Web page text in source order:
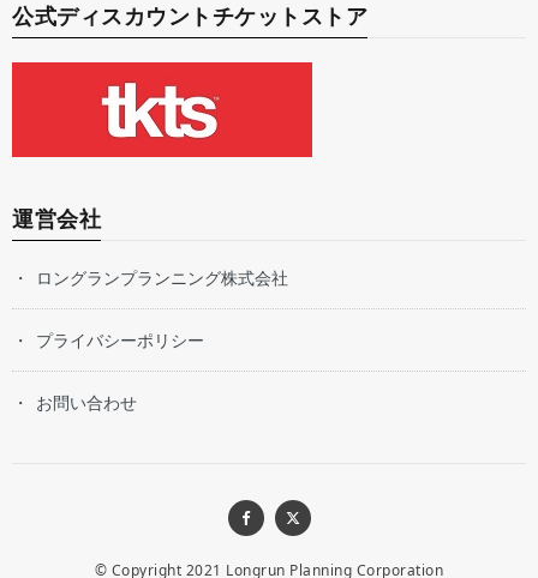
公式ディスカウントチケットストア
運営会社
ロングランプランニング株式会社
プライバシーポリシー
お問い合わせ
© Copyright 2021 Longrun Planning Corporation